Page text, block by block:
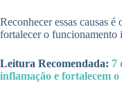
Reconhecer essas causas
fortalecer o funcionamento
Leitura Recomendada: 7
inflamação e fortalecem